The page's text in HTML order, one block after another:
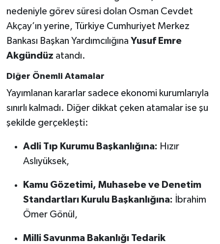
nedeniyle görev süresi dolan Osman Cevdet
Akçay’ın yerine, Türkiye Cumhuriyet Merkez
Bankası Başkan Yardımcılığına Yusuf Emre
Akgündüz atandı.
Diğer Önemli Atamalar
Yayımlanan kararlar sadece ekonomi kurumlarıyla
sınırlı kalmadı. Diğer dikkat çeken atamalar ise şu
şekilde gerçekleşti:
Adli Tıp Kurumu Başkanlığına: Hızır
Aslıyüksek,
Kamu Gözetimi, Muhasebe ve Denetim
Standartları Kurulu Başkanlığına: İbrahim
Ömer Gönül,
Milli Savunma Bakanlığı Tedarik